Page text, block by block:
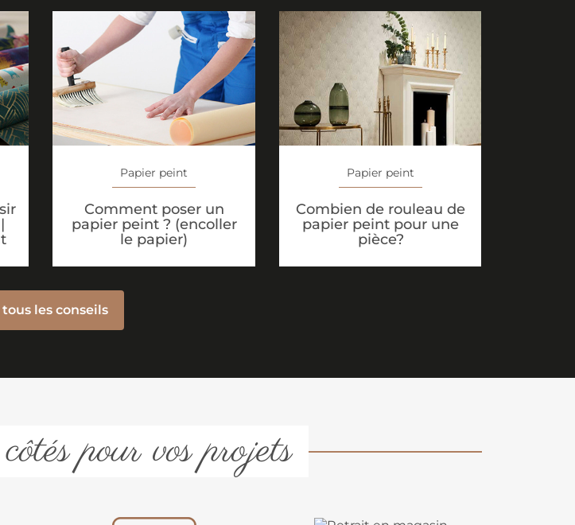
Papier peint
Comment poser un
papier peint ? (encoller
le papier)
Papier peint
Combien de rouleau de
papier peint pour une
pièce?
les conseils
pour vos projets